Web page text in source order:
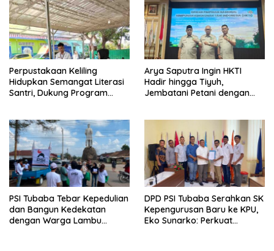
Perpustakaan Keliling
Hidupkan Semangat Literasi
Santri, Dukung Program
Arya Saputra Ingin HKTI
Hadir hingga Tiyuh,
Jembatani Petani dengan
PSI Tubaba Tebar Kepedulian
dan Bangun Kedekatan
dengan Warga Lambu
DPD PSI Tubaba Serahkan SK
Kepengurusan Baru ke KPU,
Eko Sunarko: Perkuat